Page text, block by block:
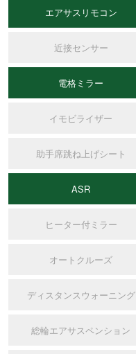
エアサスリモコン
近接センサー
電格ミラー
イモビライザー
助手席跳ね上げシート
ASR
ヒーター付ミラー
オートクルーズ
ディスタンスウォーニング
総輪エアサスペンション